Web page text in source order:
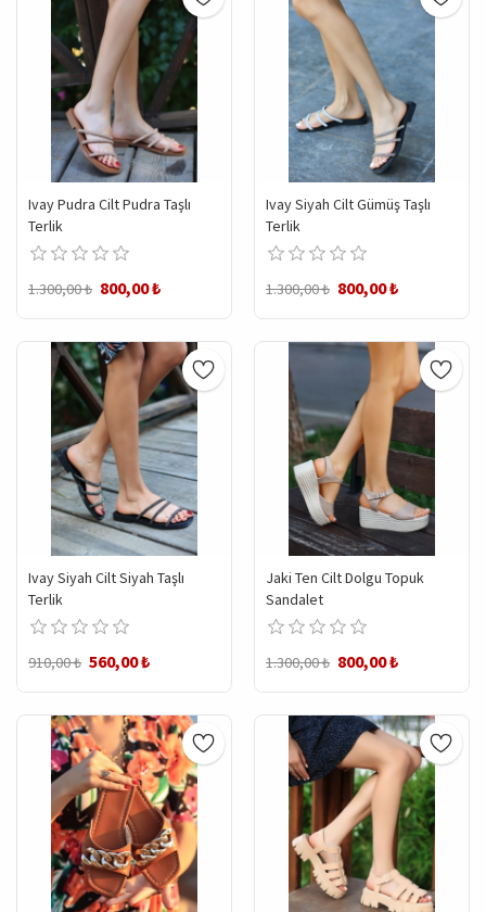
Ivay Pudra Cilt Pudra Taşlı
Terlik
1.300,00 ₺ 800,00 ₺
Ivay Siyah Cilt Gümüş Taşlı
Terlik
1.300,00 ₺ 800,00 ₺
Ivay Siyah Cilt Siyah Taşlı
Terlik
910,00 ₺ 560,00 ₺
Jaki Ten Cilt Dolgu Topuk
Sandalet
1.300,00 ₺ 800,00 ₺